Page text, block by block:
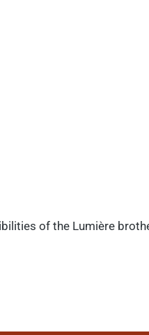
of the Lumière